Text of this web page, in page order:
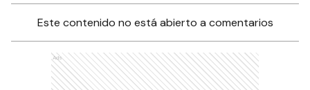
Este contenido no está abierto a comentarios
Ads